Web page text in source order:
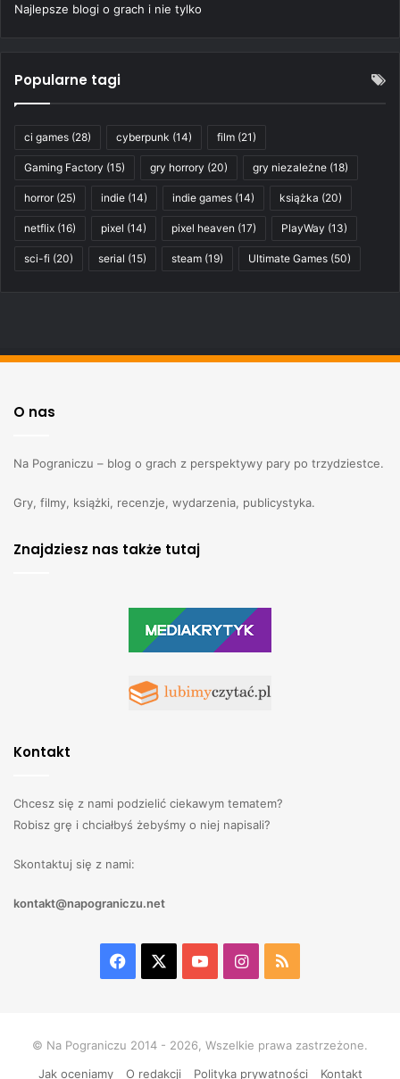
Najlepsze blogi o grach i nie tylko
Popularne tagi
ci games (28) cyberpunk (14) film (21)
Gaming Factory (15) gry horrory (20) gry niezależne (18)
horror(25) indie (14) indie games (14) książka (20)
netflix (16) pixel (14) pixel heaven (17) PlayWay (13)
sci-fi (20) serial (15) steam (19) Ultimate Games (50)
O nas
Na Pograniczu – blog o grach z perspektywy pary po trzydziestce.
Gry, filmy, książki, recenzje, wydarzenia, publicystyka.
Znajdziesz nas także tutaj
Kontakt
Chcesz się z nami podzielić ciekawym tematem?
Robisz grę i chciałbyś żebyśmy o niej napisali?
Skontaktuj się z nami:
kontakt@napograniczu.net
Facebook YouTubeInstagram
© Na Pograniczu 2014 - 2026, Wszelkie prawa zastrzeżone.
Jak oceniamy
O redakcji Polityka prywatności Kontakt